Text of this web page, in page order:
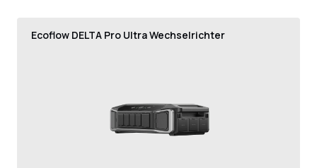
Ecoflow DELTA Pro Ultra Wechselrichter